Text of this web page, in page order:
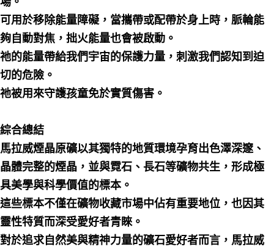
可用於移除能量障礙，當攜帶或配帶於身上時，脈輪能
夠自動對焦，拙火能量也會被啟動。
祂的能量帶給我們宇宙的保護力量，刺激我們認知到迫
切的危險。
祂被用來守護孩童免於實質傷害。
綜合總結
馬拉威煙晶原礦以其獨特的地質環境孕育出色澤深邃、
晶體完整的煙晶，並與霓石、長石等礦物共生，形成極
具美學與科學價值的標本。
這些標本不僅在礦物收藏市場中佔有重要地位，也因其
靈性特質而深受愛好者青睞。
對於追求自然美與精神力量的礦石愛好者而言，馬拉威